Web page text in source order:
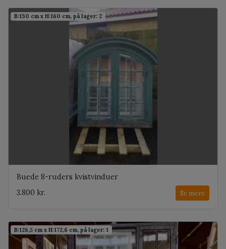
B:130 cm x H:160 cm, på lager: 2
Buede 8-ruders kvistvinduer
3.800 kr.
Se mere
B:126,5 cm x H:172,6 cm, på lager: 1